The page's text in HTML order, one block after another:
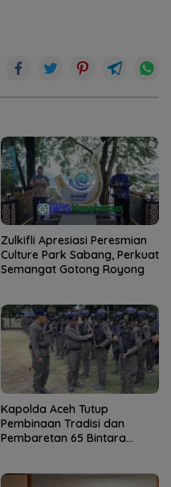
Zulkifli Apresiasi Peresmian
Culture Park Sabang, Perkuat
Semangat Gotong Royong
Kapolda Aceh Tutup
Pembinaan Tradisi dan
Pembaretan 65 Bintara